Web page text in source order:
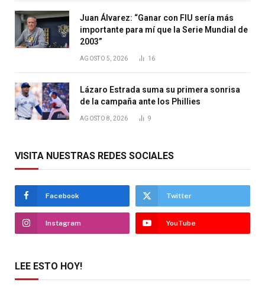
Juan Álvarez: “Ganar con FIU sería más
importante para mí que la Serie Mundial de
2003”
AGOSTO 5, 2026 16
Lázaro Estrada suma su primera sonrisa
de la campaña ante los Phillies
AGOSTO 8, 2026 9
VISITA NUESTRAS REDES SOCIALES
Facebook Twitter
Instagram YouTube
LEE ESTO HOY!